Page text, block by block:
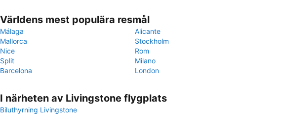
Världens mest populära resmål
Málaga
Alicante
Mallorca
Stockholm
Nice
Rom
Split
Milano
Barcelona
London
I närheten av Livingstone flygplats
Biluthyrning Livingstone